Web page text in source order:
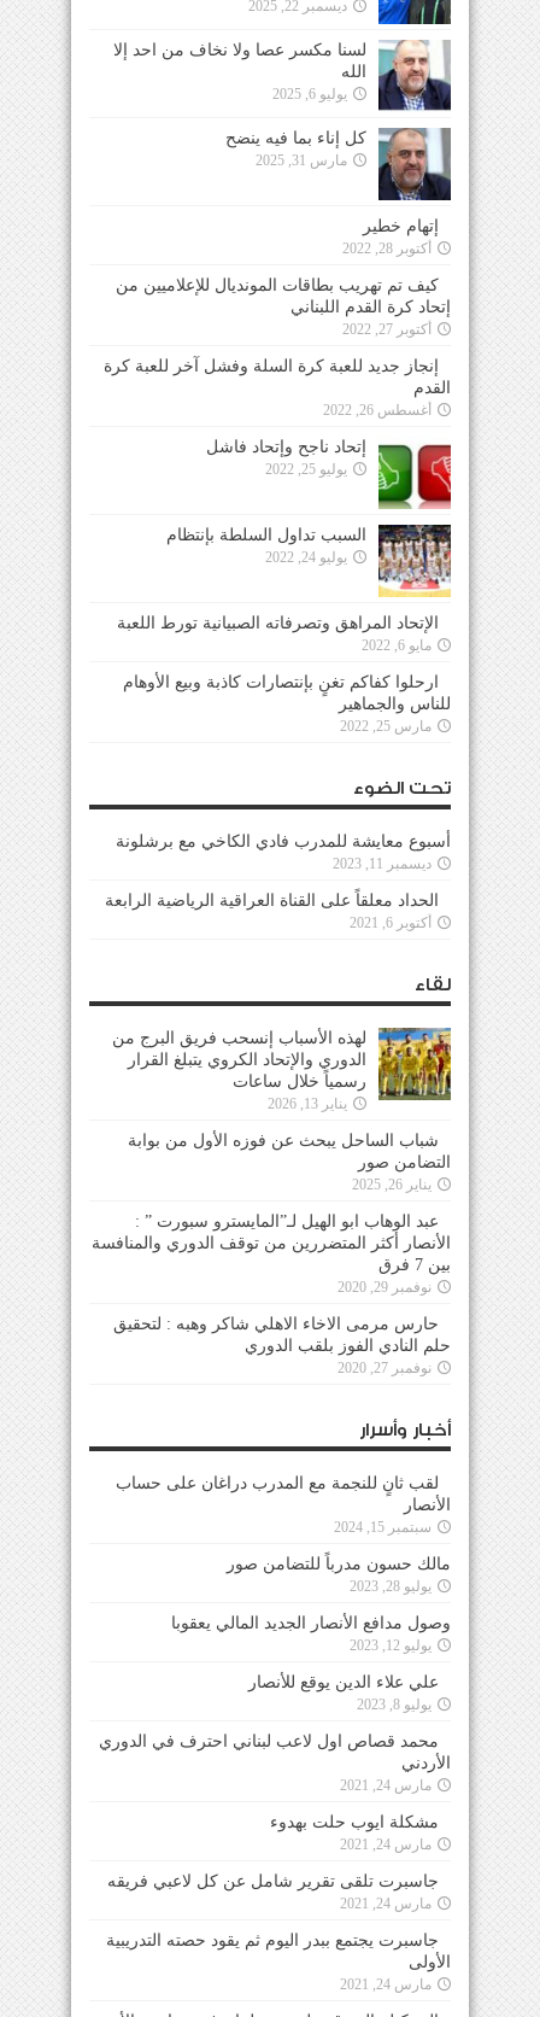
ديسمبر 22, 2025
لسنا مكسر عصا ولا نخاف من احد إلا
الله
يوليو 6, 2025
كل إناء بما فيه ينضح
مارس 31, 2025
إتهام خطير
أكتوبر 28, 2022
كيف تم تهريب بطاقات المونديال للإعلاميين من
إتحاد كرة القدم اللبناني
أكتوبر 27, 2022
إنجاز جديد للعبة كرة السلة وفشل آخر للعبة كرة
القدم
أغسطس 26, 2022
إتحاد ناجح وإتحاد فاشل
يوليو 25, 2022
السبب تداول السلطة بإنتظام
يوليو 24, 2022
الإتحاد المراهق وتصرفاته الصبيانية تورط اللعبة
مايو 6, 2022
ارحلوا كفاكم تغنٍ بإنتصارات كاذبة وبيع الأوهام
للناس والجماهير
مارس 25, 2022
تحت الضوء
أسبوع معايشة للمدرب فادي الكاخي مع برشلونة
ديسمبر 11, 2023
الحداد معلقاً على القناة العراقية الرياضية الرابعة
أكتوبر 6, 2021
لقاء
لهذه الأسباب إنسحب فريق البرج من
الدوري والإتحاد الكروي يتبلغ القرار
رسمياً خلال ساعات
يناير 13, 2026
شباب الساحل يبحث عن فوزه الأول من بوابة
التضامن صور
يناير 26, 2025
عبد الوهاب ابو الهيل لـ”المايسترو سبورت ” :
الأنصار أكثر المتضررين من توقف الدوري والمنافسة
بين 7 فرق
نوفمبر 29, 2020
حارس مرمى الاخاء الاهلي شاكر وهبه : لتحقيق
حلم النادي الفوز بلقب الدوري
نوفمبر 27, 2020
أخبار وأسرار
لقب ثانٍ للنجمة مع المدرب دراغان على حساب
الأنصار
سبتمبر 15, 2024
مالك حسون مدرباً للتضامن صور
يوليو 28, 2023
وصول مدافع الأنصار الجديد المالي يعقوبا
يوليو 12, 2023
علي علاء الدين يوقع للأنصار
يوليو 8, 2023
محمد قصاص اول لاعب لبناني احترف في الدوري
الأردني
مارس 24, 2021
مشكلة ايوب حلت بهدوء
مارس 24, 2021
جاسبرت تلقى تقرير شامل عن كل لاعبي فريقه
مارس 24, 2021
جاسبرت يجتمع ببدر اليوم ثم يقود حصته التدريبية
الأولى
مارس 24, 2021